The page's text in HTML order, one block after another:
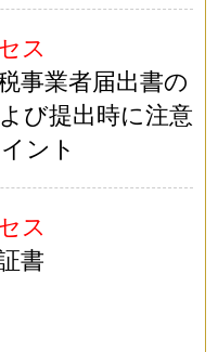
ス
事業者届出書の
び提出時に注意
ント
ス
書